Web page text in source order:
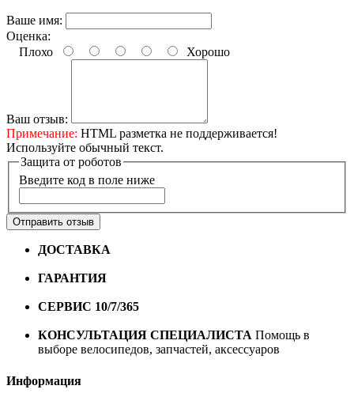
Ваше имя:
Оценка:
Плохо
Хорошо
Ваш отзыв:
Примечание: HTML разметка не поддерживается!
Используйте обычный текст.
Защита от роботов
Введите код в поле ниже
Отправить отзыв
ДОСТАВКА
ГАРАНТИЯ
СЕРВИС 10/7/365
КОНСУЛЬТАЦИЯ СПЕЦИАЛИСТА Помощь в
выборе велосипедов, запчастей, аксессуаров
Информация